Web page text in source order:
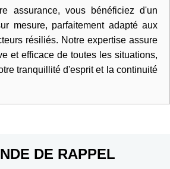
assurance, vous bénéficiez d'un
mesure, parfaitement adapté aux
résiliés. Notre expertise assure
et efficace de toutes les situations,
tranquillité d'esprit et la continuité
DE RAPPEL